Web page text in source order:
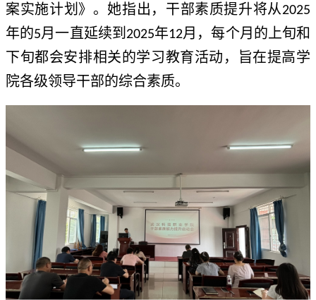
案实施计划》。她指出，干部素质提升将从2025
年的5月一直延续到 2025年12月，每个月的上旬和
下旬都会安排相关的学习教育活动，旨在提高学
院各级领导干部的综合素质。